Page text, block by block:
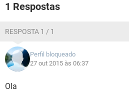
1 Respostas
RESPOSTA 1 / 1
Perfil bloqueado
27 out 2015 às 06:37
Ola